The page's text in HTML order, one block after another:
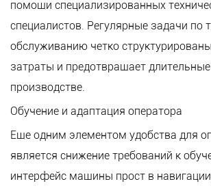
помощи специализированных
специалистов. Регулярные задачи по
обслуживанию четко
затраты и предотвращает
производстве.
Обучение и адаптация оператора
Еще одним элементом удобства для
является снижение требований к
интерфейс машины прост в